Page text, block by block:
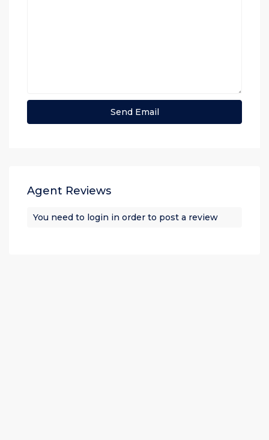
Agent Reviews
You need to login in order to post a review